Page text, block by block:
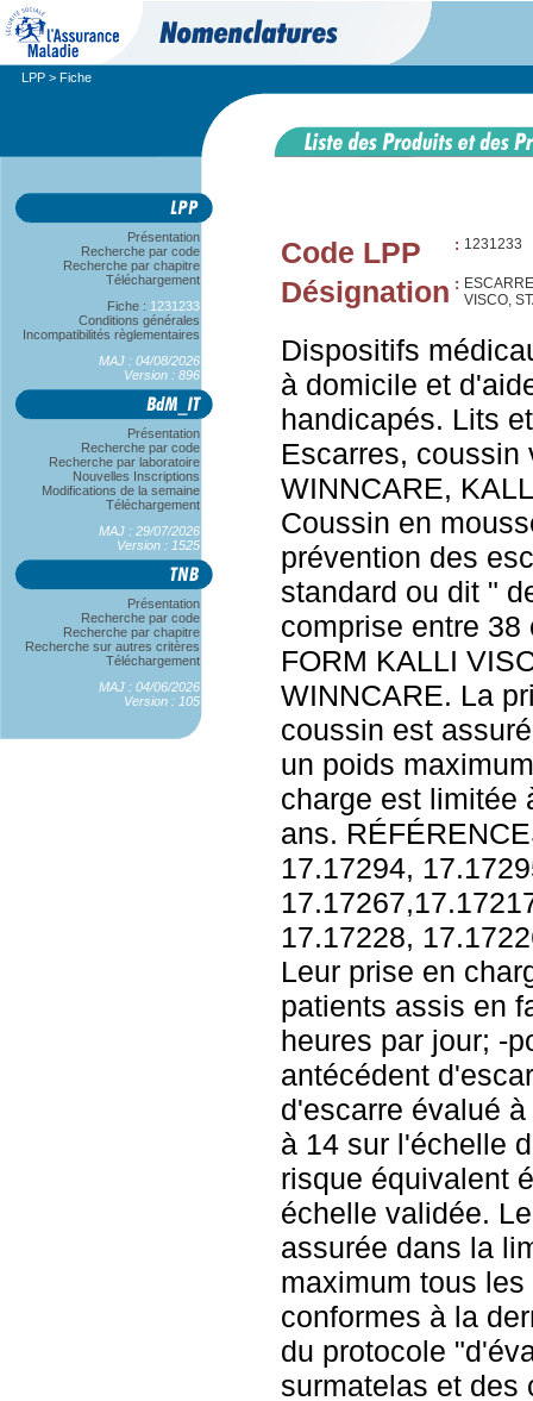
LPP > Fiche
Présentation
Recherche par code
Recherche par chapitre
Téléchargement
Fiche : 1231233
Conditions générales
Incompatibilités règlementaires
MAJ : 04/08/2026
Version : 896
Présentation
Recherche par code
Recherche par laboratoire
Nouvelles Inscriptions
Modifications de la semaine
Téléchargement
MAJ : 29/07/2026
Version : 1525
Présentation
Recherche par code
Recherche par chapitre
Recherche sur autres critères
Téléchargement
MAJ : 04/06/2026
Version : 105
Code LPP : 1231233
Désignation :
VISCO,
Dispositifs
à domicile et
handicapés. Lits
Escarres, coussin
WINNCARE,
Coussin en
prévention des
standard ou dit "
comprise entre 38
FORM KALLI
WINNCARE. La
coussin est
un poids
charge est limitée
ans.
17.17294,
17.17228,
Leur prise en
patients assis en
heures par jour; -
antécédent
d'escarre évalué
à 14 sur l'échelle
risque équivalent
échelle validée.
assurée dans la
maximum tous
conformes à la
du protocole
surmatelas et des